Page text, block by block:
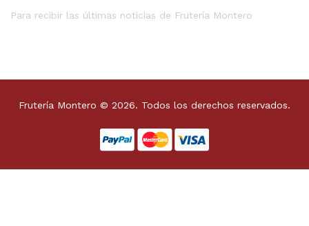
Para recibir las últimas noticias de Frutería Montero
Frutería Montero © 2026. Todos los derechos reservados.